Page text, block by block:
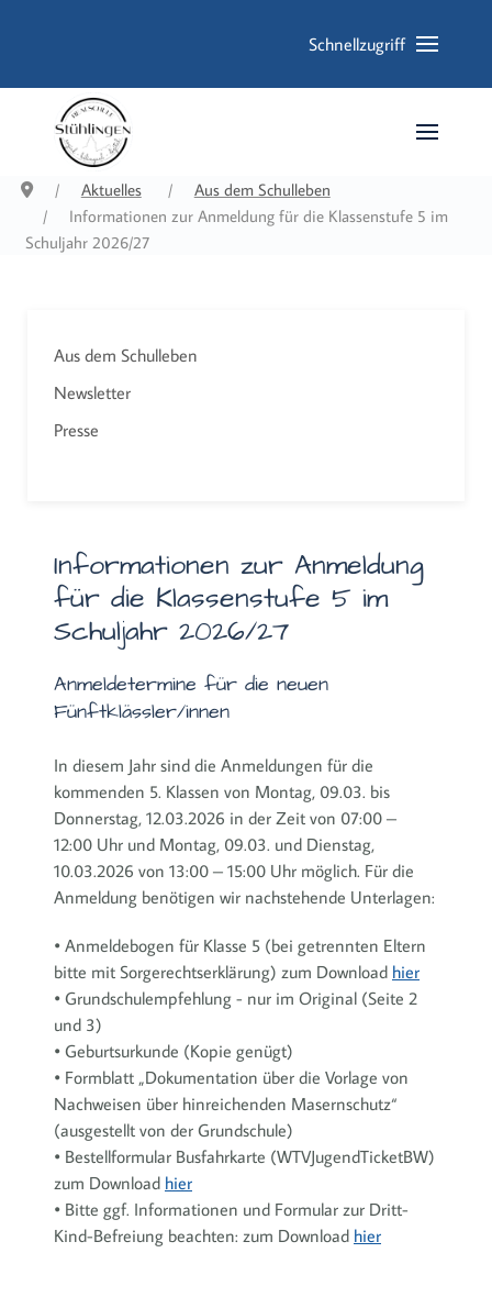
Schnellzugriff
Aktuelles
Aus dem Schulleben
Informationen zur Anmeldung für die Klassenstufe 5 im
Schuljahr 2026/27
Aus dem Schulleben
Newsletter
Presse
Informationen zur Anmeldung
für die Klassenstufe 5 im
Schuljahr 2026/27
Anmeldetermine für die neuen
Fünftklässler/innen
In diesem Jahr sind die Anmeldungen für die
kommenden 5. Klassen von Montag, 09.03. bis
Donnerstag, 12.03.2026 in der Zeit von 07:00 –
12:00 Uhr und Montag, 09.03. und Dienstag,
10.03.2026 von 13:00 – 15:00 Uhr möglich. Für die
Anmeldung benötigen wir nachstehende Unterlagen:
• Anmeldebogen für Klasse 5 (bei getrennten Eltern
bitte mit Sorgerechtserklärung) zum Download hier
• Grundschulempfehlung - nur im Original (Seite 2
und 3)
• Geburtsurkunde (Kopie genügt)
• Formblatt „Dokumentation über die Vorlage von
Nachweisen über hinreichenden Masernschutz“
(ausgestellt von der Grundschule)
• Bestellformular Busfahrkarte (WTVJugendTicketBW)
zum Download hier
• Bitte ggf. Informationen und Formular zur Dritt-
Kind-Befreiung beachten: zum Download hier